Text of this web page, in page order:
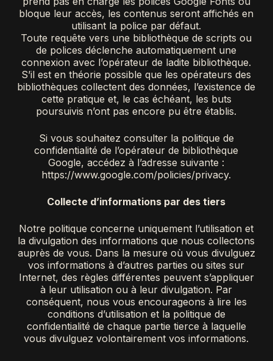
bloque leur accès, les contenus seront affichés en
utilisant la police par défaut.
Toute requête vers une bibliothèque de scripts ou
de polices déclenche automatiquement une
connexion avec l’opérateur de ladite bibliothèque.
S’il est en théorie possible que les opérateurs des
bibliothèques collectent des données, l’existence de
cette pratique et, le cas échéant, les buts
poursuivis n’ont pas encore pu être établis.
Si vous souhaitez consulter la politique de
confidentialité de l’opérateur de bibliothèque
Google, accédez à l’adresse suivante :
https://www.google.com/policies/privacy.
Collecte d’informations par des tiers
Notre politique concerne uniquement l’utilisation et
la divulgation des informations que nous collectons
auprès de vous. Dans la mesure où vous divulguez
vos informations à d’autres parties ou sites sur
Internet, des règles différentes peuvent s’appliquer
à leur utilisation ou à leur divulgation. Par
conséquent, nous vous encourageons à lire les
conditions d’utilisation et la politique de
confidentialité de chaque partie tierce à laquelle
vous divulguez volontairement vos informations.